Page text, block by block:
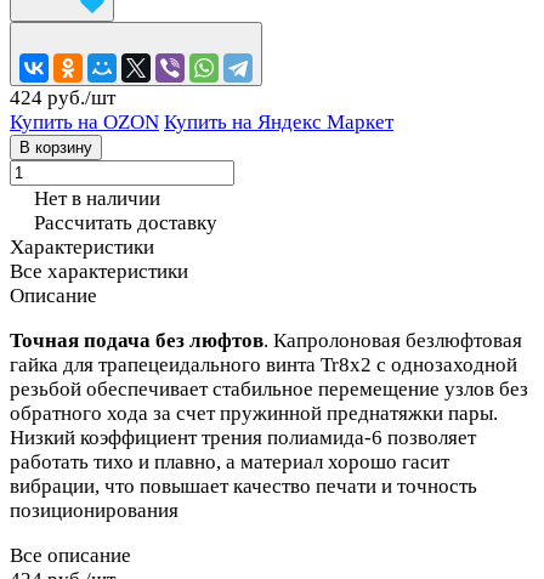
424 руб./шт
Купить на OZON Купить на Яндекс Маркет
В корзину
Нет в наличии
Рассчитать доставку
Характеристики
Все характеристики
Описание
Точная подача без люфтов. Капролоновая безлюфтовая
гайка для трапецеидального винта Tr8x2 с однозаходной
резьбой обеспечивает стабильное перемещение узлов без
обратного хода за счет пружинной преднатяжки пары.
Низкий коэффициент трения полиамида‑6 позволяет
работать тихо и плавно, а материал хорошо гасит
вибрации, что повышает качество печати и точность
позиционирования
Все описание